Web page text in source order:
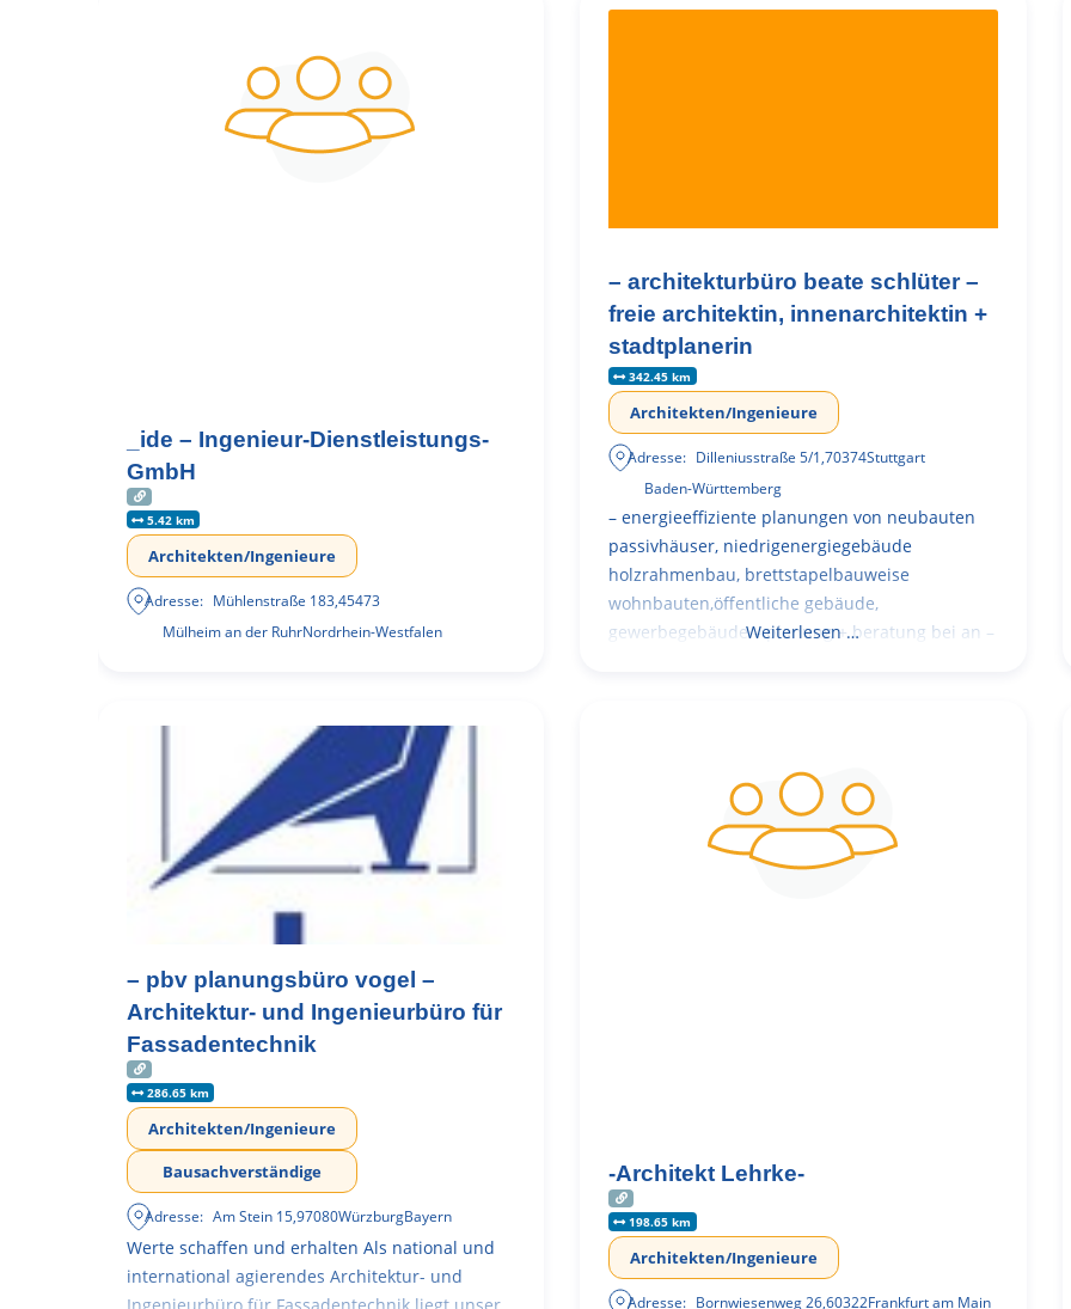
_ide – Ingenieur-Dienstleistungs-
GmbH
5.42 km
Architekten/Ingenieure
Adresse: Mühlenstraße 183,45473
Mülheim an der RuhrNordrhein-Westfalen
– architekturbüro beate schlüter –
freie architektin, innenarchitektin +
stadtplanerin
342.45 km
Architekten/Ingenieure
Adresse: Dilleniusstraße 5/1,70374Stuttgart
Baden-Württemberg
– energieeffiziente planungen von neubauten
passivhäuser, niedrigenergiegebäude
holzrahmenbau, brettstapelbauweise
wohnbauten,öffentliche gebäude,
gewerbegebäude – planung + beratung bei an –
Weiterlesen …
– pbv planungsbüro vogel –
Architektur- und Ingenieurbüro für
Fassadentechnik
286.65 km
Architekten/Ingenieure
Bausachverständige
Adresse: Am Stein 15,97080WürzburgBayern
Werte schaffen und erhalten Als national und
international agierendes Architektur- und
-Architekt Lehrke-
198.65 km
Architekten/Ingenieure
Adresse: Bornwiesenweg 26,60322Frankfurt am Main